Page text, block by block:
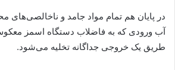
در پایان هم تمام مواد جامد و ناخالصی‌های
آب ورودی که به فاضلاب دستگاه اسمز
طریق یک خروجی جداگانه تخلیه می‌شود.